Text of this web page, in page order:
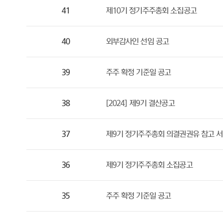
41 제10기 정기주주총회 소집공고
40 외부감사인 선임 공고
39 주주 확정 기준일 공고
38 [2024] 제9기 결산공고
37 제9기 정기주주총회 의결권권유 참고
36 제9기 정기주주총회 소집공고
35 주주 확정 기준일 공고